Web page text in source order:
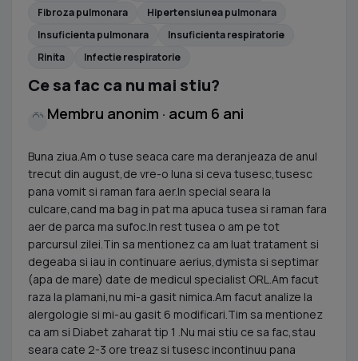
Fibroza pulmonara
Hipertensiunea pulmonara
Insuficienta pulmonara
Insuficienta respiratorie
Rinita
Infectie respiratorie
Ce sa fac ca nu mai stiu?
Membru anonim · acum 6 ani
Buna ziua.Am o tuse seaca care ma deranjeaza de anul
trecut din august,de vre-o luna si ceva tusesc,tusesc
pana vomit si raman fara aer.In special seara la
culcare,cand ma bag in pat ma apuca tusea si raman fara
aer de parca ma sufoc.In rest tusea o am pe tot
parcursul zilei.Tin sa mentionez ca am luat tratament si
degeaba si iau in continuare aerius,dymista si septimar
(apa de mare) date de medicul specialist ORL.Am facut
raza la plamani,nu mi-a gasit nimica.Am facut analize la
alergologie si mi-au gasit 6 modificari.Tim sa mentionez
ca am si Diabet zaharat tip 1 .Nu mai stiu ce sa fac,stau
seara cate 2-3 ore treaz si tusesc incontinuu pana